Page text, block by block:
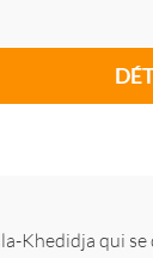
Khedidja qui